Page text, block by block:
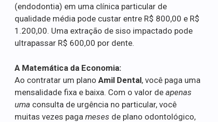
(endodontia) em uma clínica particular de
qualidade média pode custar entre R$ 800,00 e R$
1.200,00. Uma extração de siso impactado pode
ultrapassar R$ 600,00 por dente.
A Matemática da Economia:
Ao contratar um plano Amil Dental, você paga uma
mensalidade fixa e baixa. Com o valor de apenas
uma consulta de urgência no particular, você
muitas vezes paga meses de plano odontológico,